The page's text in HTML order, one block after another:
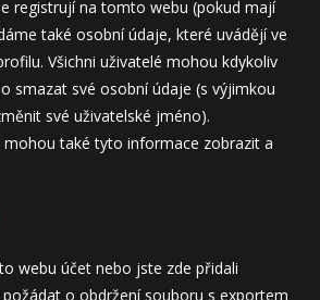
registrují na tomto webu (pokud mají
také osobní údaje, které uvádějí ve
Všichni uživatelé mohou kdykoliv
smazat své osobní údaje (s výjimkou
své uživatelské jméno).
také tyto informace zobrazit a
webu účet nebo jste zde přidali
o obdržení souboru s exportem